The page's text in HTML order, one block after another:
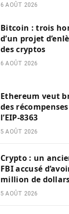
6 AOÛT 2026
Bitcoin : trois
d’un projet
des cryptos
6 AOÛT 2026
Ethereum veut
des
l’EIP-8363
5 AOÛT 2026
Crypto : un
FBI accusé
million de
5 AOÛT 2026